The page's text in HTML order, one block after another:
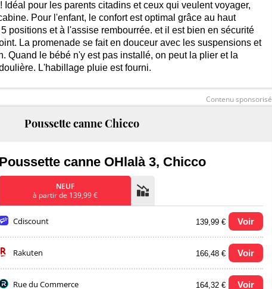
2025 2026
300
400
Idéal pour les parents citadins et ceux qui veulent voyager,
Pour l'enfant, le confort est optimal grâce au haut
positions et à l'assise rembourrée. et il est bien en sécurité
La promenade se fait en douceur avec les suspensions et
Quand le bébé n'y est pas installé, on peut la plier et la
L'habillage pluie est fourni.
Contenu sponsorisé
Poussette canne Chicco
Poussette canne OHlalà 3, Chicco
NEUF
à partir de 139,99 €
Cdiscount 139,99 € Voir
Rakuten 166,48 € Voir
Rue du Commerce 164,32 € Voir